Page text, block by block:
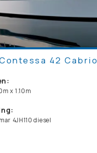
42 Cabrio
x 1.10m
4JH110 diesel